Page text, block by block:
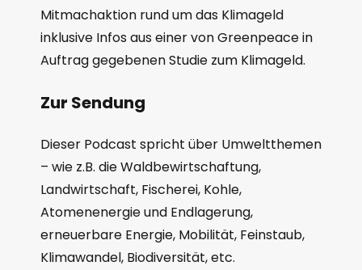
Mitmachaktion rund um das Klimageld
inklusive Infos aus einer von Greenpeace in
Auftrag gegebenen Studie zum Klimageld.
Zur Sendung
Dieser Podcast spricht über Umweltthemen
– wie z.B. die Waldbewirtschaftung,
Landwirtschaft, Fischerei, Kohle,
Atomenenergie und Endlagerung,
erneuerbare Energie, Mobilität, Feinstaub,
Klimawandel, Biodiversität, etc.